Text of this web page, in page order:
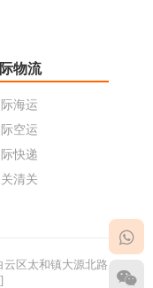
物流
海运
空运
快递
清关
云区太和镇大源北路